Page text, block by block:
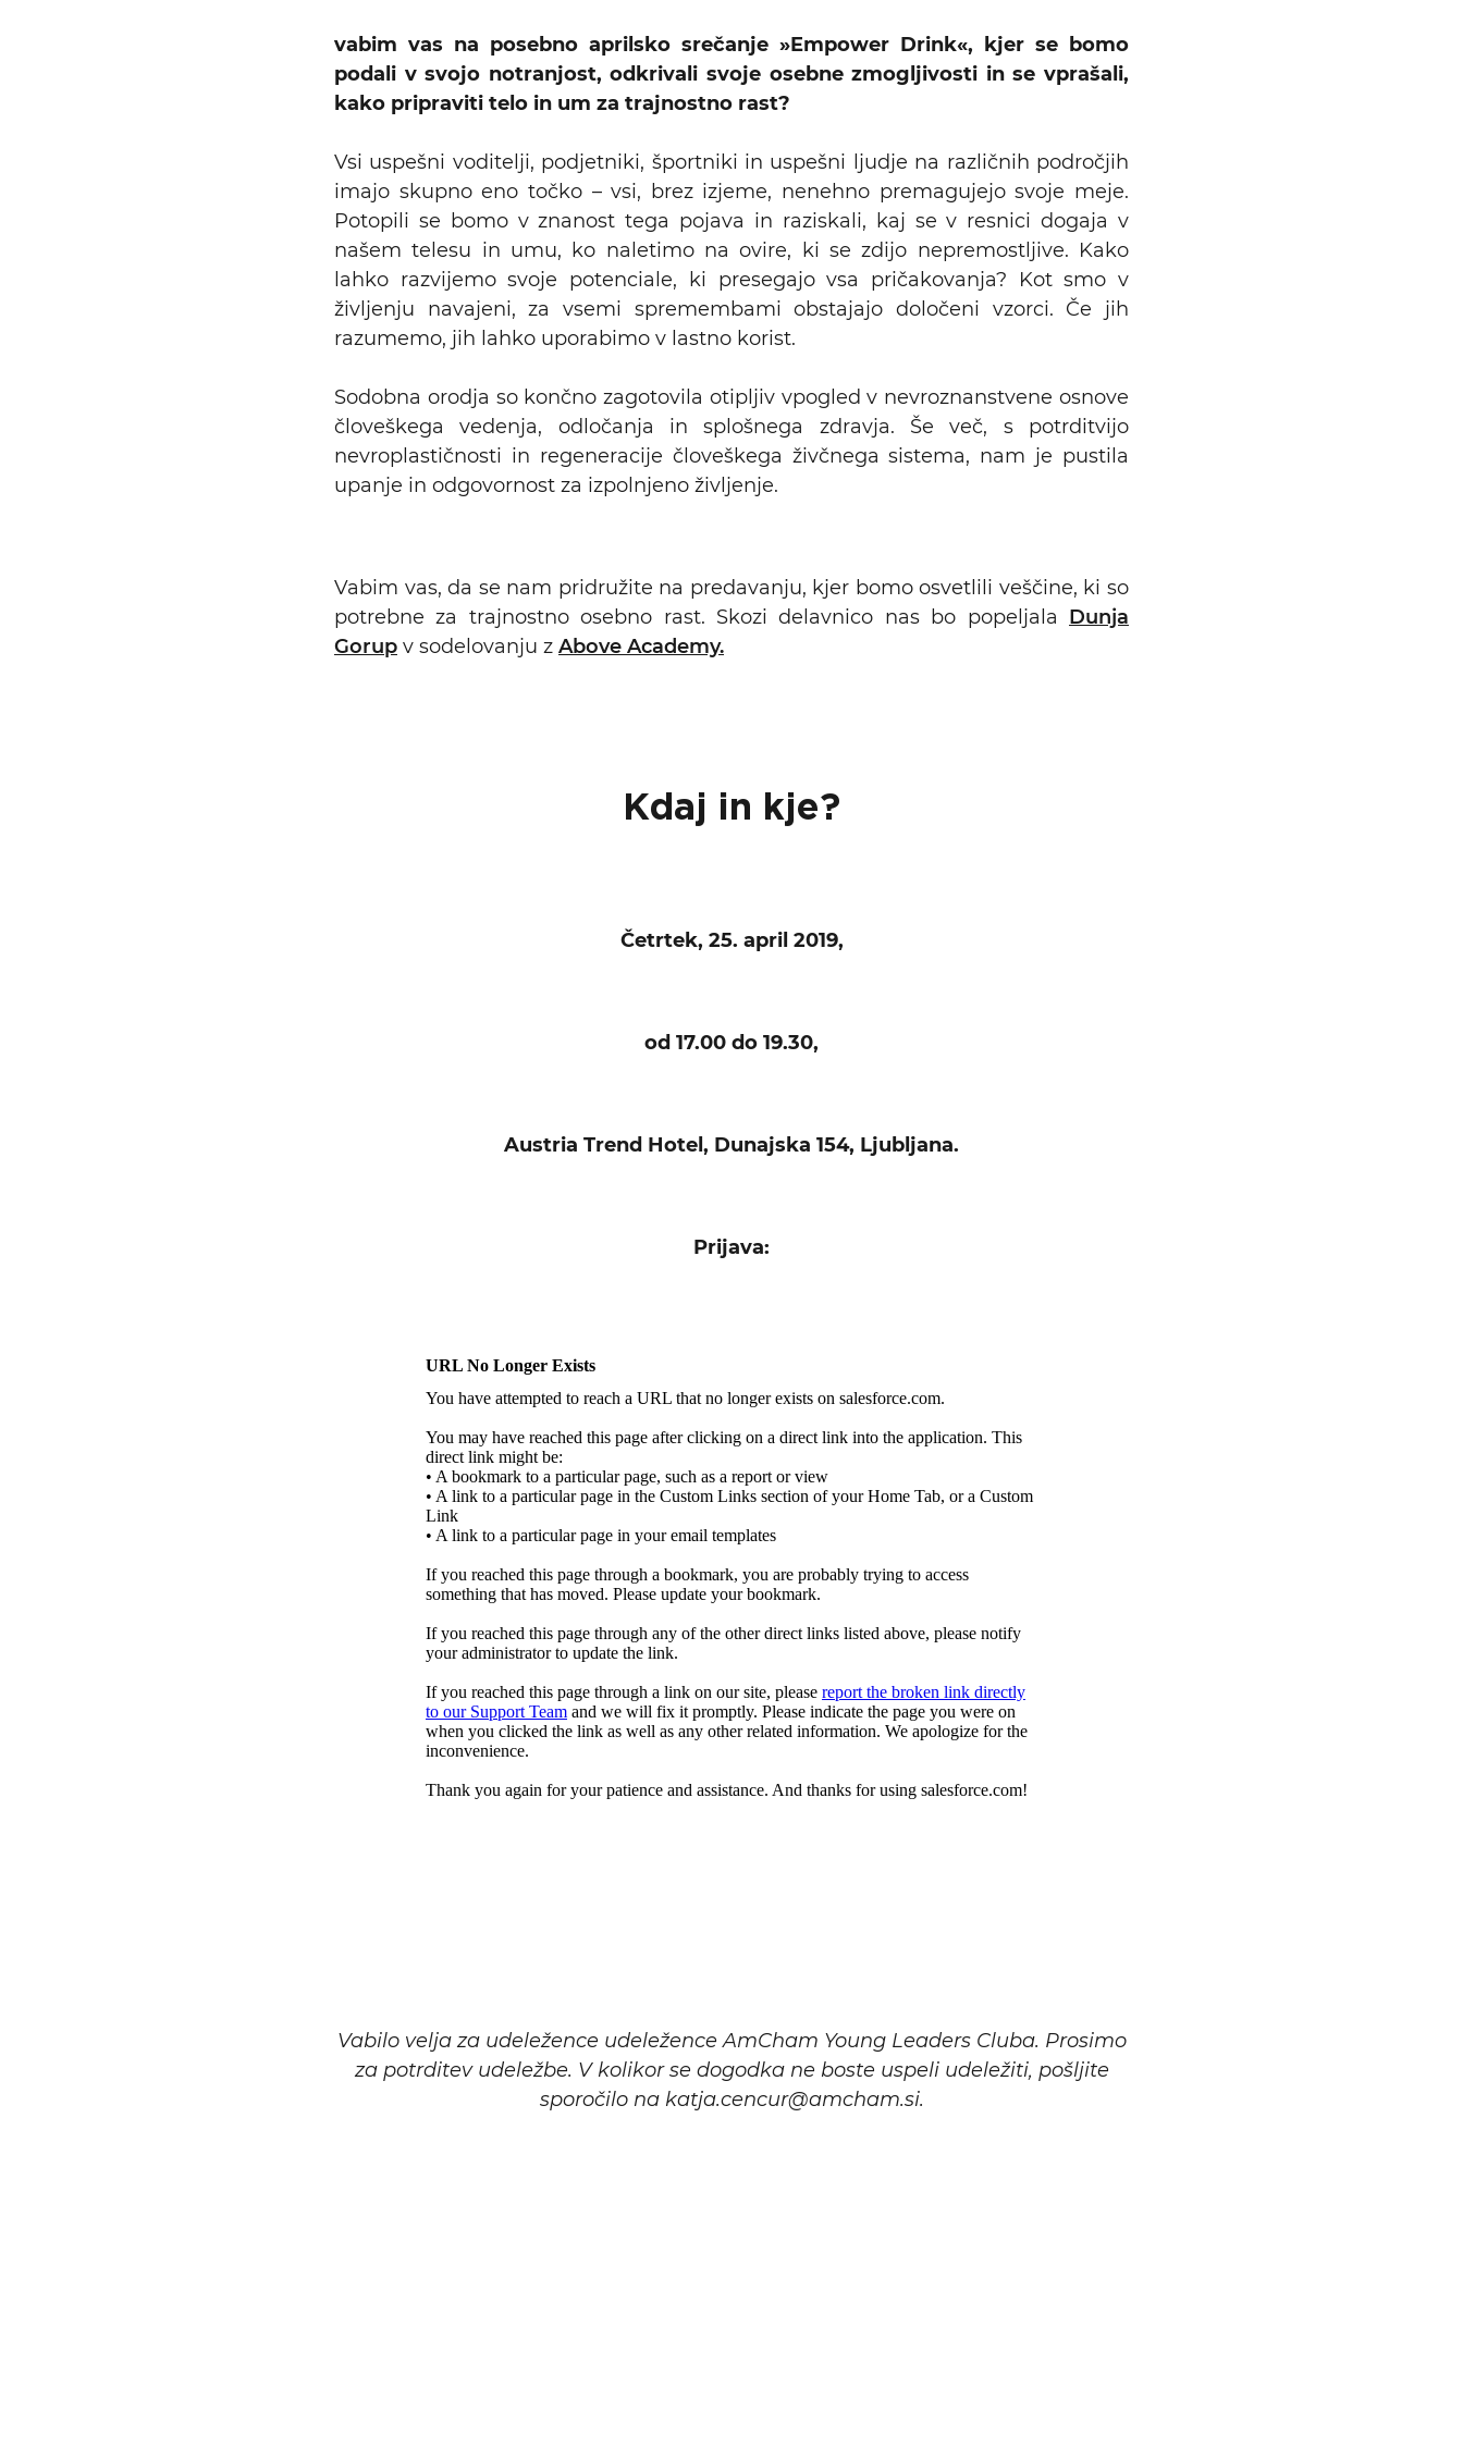
vabim vas na posebno aprilsko srečanje »Empower Drink«, kjer se bomo
podali v svojo notranjost, odkrivali svoje osebne zmogljivosti in se vprašali,
kako pripraviti telo in um za trajnostno rast?
Vsi uspešni voditelji, podjetniki, športniki in uspešni ljudje na različnih področjih
imajo skupno eno točko – vsi, brez izjeme, nenehno premagujejo svoje meje.
Potopili se bomo v znanost tega pojava in raziskali, kaj se v resnici dogaja v
našem telesu in umu, ko naletimo na ovire, ki se zdijo nepremostljive. Kako
lahko razvijemo svoje potenciale, ki presegajo vsa pričakovanja? Kot smo v
življenju navajeni, za vsemi spremembami obstajajo določeni vzorci. Če jih
razumemo, jih lahko uporabimo v lastno korist.
Sodobna orodja so končno zagotovila otipljiv vpogled v nevroznanstvene osnove
človeškega vedenja, odločanja in splošnega zdravja. Še več, s potrditvijo
nevroplastičnosti in regeneracije človeškega živčnega sistema, nam je pustila
upanje in odgovornost za izpolnjeno življenje.
Vabim vas, da se nam pridružite na predavanju, kjer bomo osvetlili veščine, ki so
potrebne za trajnostno osebno rast. Skozi delavnico nas bo popeljala Dunja
Gorup v sodelovanju z Above Academy.
Kdaj in kje?
Četrtek, 25. april 2019,
od 17.00 do 19.30,
Austria Trend Hotel, Dunajska 154, Ljubljana.
Prijava:
Vabilo velja za udeležence udeležence AmCham Young Leaders Cluba. Prosimo
za potrditev udeležbe. V kolikor se dogodka ne boste uspeli udeležiti, pošljite
sporočilo na katja.cencur@amcham.si.